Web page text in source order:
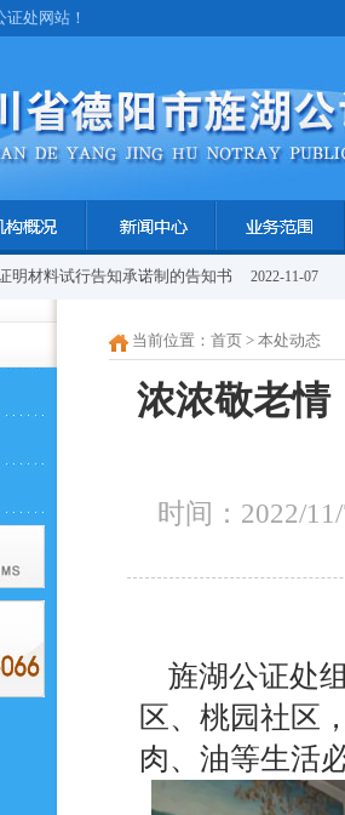
处网站！
明材料试行告知承诺制的告知书 2022-11-07
当前位置： 首页 > 本处动态
浓浓敬老
时间：2022/
旌湖公证处
区、桃园社区
肉、油等生活